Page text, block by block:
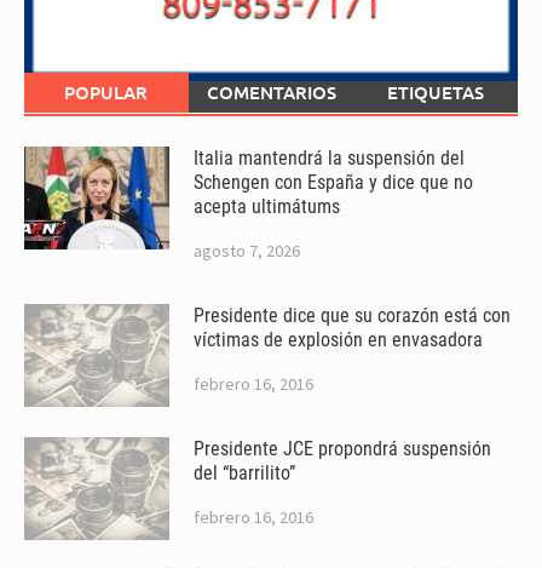
POPULAR COMENTARIOS ETIQUETAS
Italia mantendrá la suspensión del
Schengen con España y dice que no
acepta ultimátums
agosto 7, 2026
Presidente dice que su corazón está con
víctimas de explosión en envasadora
febrero 16, 2016
Presidente JCE propondrá suspensión
del “barrilito”
febrero 16, 2016